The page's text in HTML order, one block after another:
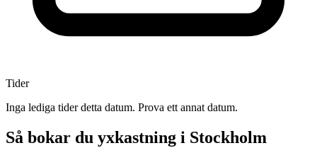
Tider
Inga lediga tider detta datum. Prova ett annat datum.
Så bokar du yxkastning i Stockholm